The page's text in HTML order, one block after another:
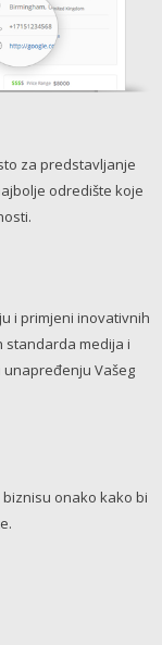
za predstavljanje
odredište koje
i primjeni inovativnih
standarda medija i
Vašeg
onako kako bi